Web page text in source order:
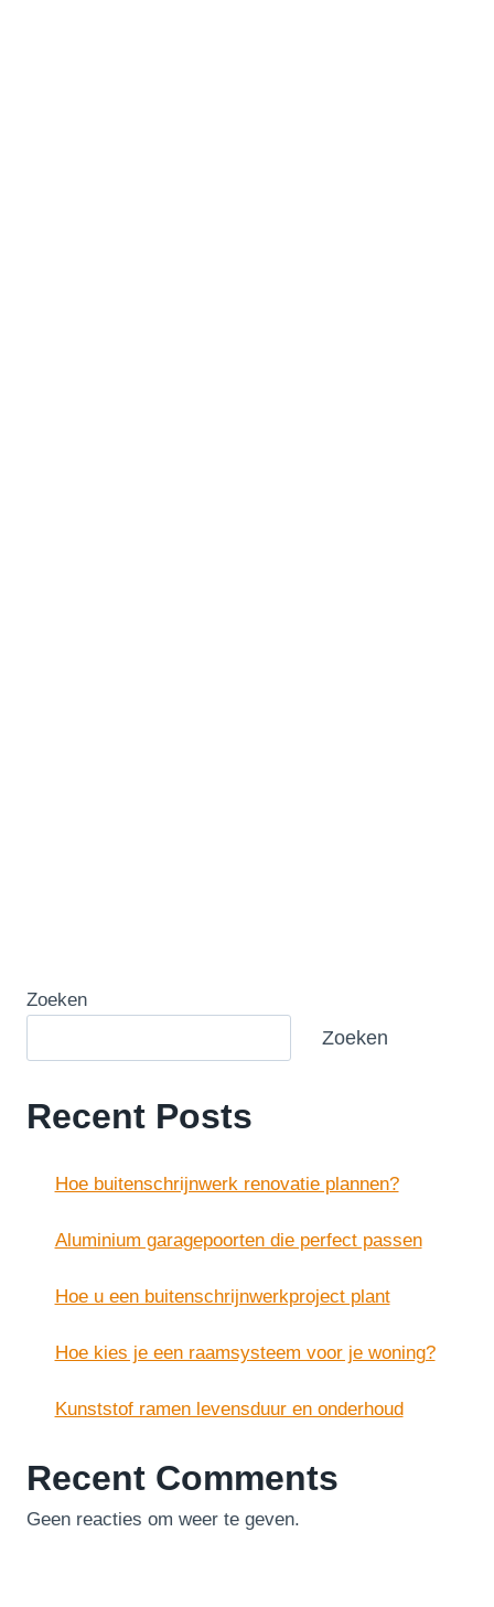
Zoeken
Zoeken
Recent Posts
Hoe buitenschrijnwerk renovatie plannen?
Aluminium garagepoorten die perfect passen
Hoe u een buitenschrijnwerkproject plant
Hoe kies je een raamsysteem voor je woning?
Kunststof ramen levensduur en onderhoud
Recent Comments
Geen reacties om weer te geven.